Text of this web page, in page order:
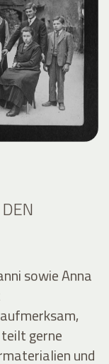
sowie Anna
gerne
und